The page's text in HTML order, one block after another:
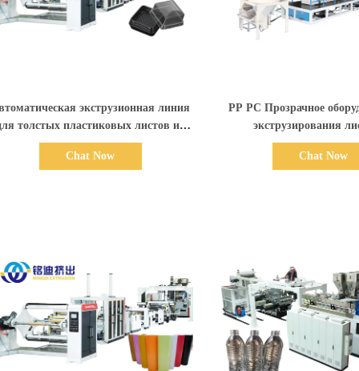
экструзионная линия
толстых пластиковых листов из
PE, ABS шириной 1200-2000 мм
Chat Now
PP PC Прозрачное
экструзирования
пластиновых
Chat Now